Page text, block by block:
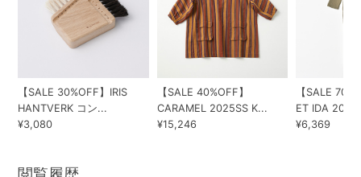
【SALE 30%OFF】IRIS
HANTVERK コン...
¥3,080
【SALE 40%OFF】
CARAMEL 2025SS K...
¥15,246
【SALE
ET IDA 202...
¥6,369